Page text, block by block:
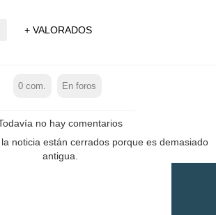
+ VALORADOS
0 com. En foros
no hay comentarios
noticia están cerrados porque es demasiado
antigua.